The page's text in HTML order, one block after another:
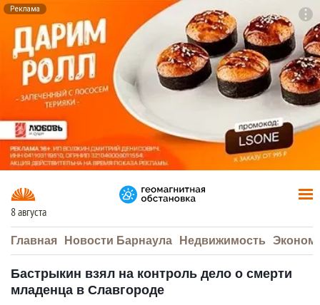
Реклама
8 августа
Главная Новости Барнаула Недвижимость
Бастрыкин взял на контроль дело о смерти
младенца в Славгороде